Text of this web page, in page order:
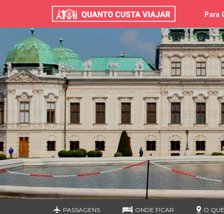
Para
PASSAGENS ONDE FICAR O